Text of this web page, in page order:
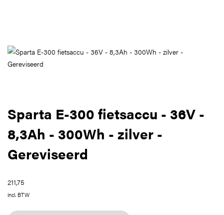
Sparta E-300 fietsaccu - 36V -
8,3Ah - 300Wh - zilver -
Gereviseerd
211,75
incl. BTW